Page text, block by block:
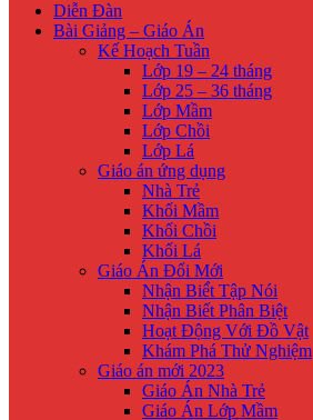
Diễn Đàn
Bài Giảng – Giáo Án
Kế Hoạch Tuần
Lớp 19 – 24 tháng
Lớp 25 – 36 tháng
Lớp Mầm
Lớp Chồi
Lớp Lá
Giáo án ứng dụng
Nhà Trẻ
Khối Mầm
Khối Chồi
Khối Lá
Giáo Án Đổi Mới
Nhận Biế́t Tập Nói
Nhận Biết Phân Biệt
Hoạt Động Với Đồ Vật
Khám Phá Thử Nghiệm
Giáo án mới 2023
Giáo Án Nhà Trẻ
Giáo Án Lớp Mầm